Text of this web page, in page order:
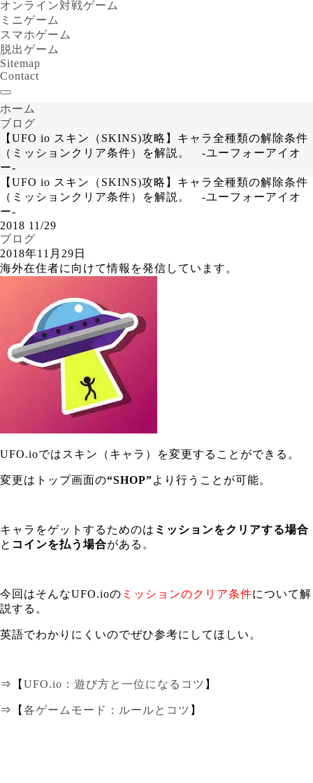
オンライン対戦ゲーム
ミニゲーム
スマホゲーム
脱出ゲーム
Sitemap
Contact
ホーム
ブログ
【UFO io スキン（SKINS)攻略】キャラ全種類の解除条件
（ミッションクリア条件）を解説。 -ユーフォーアイオ
ー-
【UFO io スキン（SKINS)攻略】キャラ全種類の解除条件
（ミッションクリア条件）を解説。 -ユーフォーアイオ
ー-
2018 11/29
ブログ
2018年11月29日
海外在住者に向けて情報を発信しています。
UFO.ioではスキン（キャラ）を変更することができる。
変更はトップ画面の“SHOP”より行うことが可能。
キャラをゲットするためのは ミッションをクリアする場合
と コインを払う場合がある。
今回はそんなUFO.ioの ミッションのクリア条件について解
説する。
英語でわかりにくいのでぜひ参考にしてほしい。
⇒【 UFO.io：遊び方と一位になるコツ 】
⇒【 各ゲームモード：ルールとコツ 】